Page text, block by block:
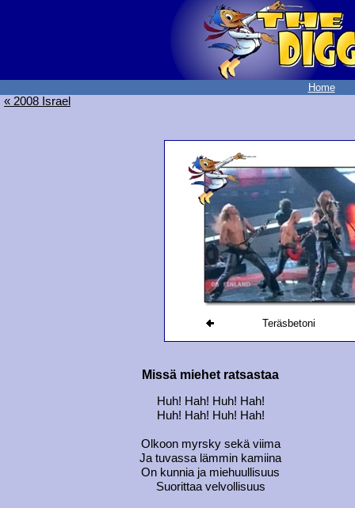
Home
« 2008 Israel
Teräsbetoni
Missä miehet ratsastaa
Huh! Hah! Huh! Hah!
Huh! Hah! Huh! Hah!
Olkoon myrsky sekä viima
Ja tuvassa lämmin kamiina
On kunnia ja miehuullisuus
Suorittaa velvollisuus